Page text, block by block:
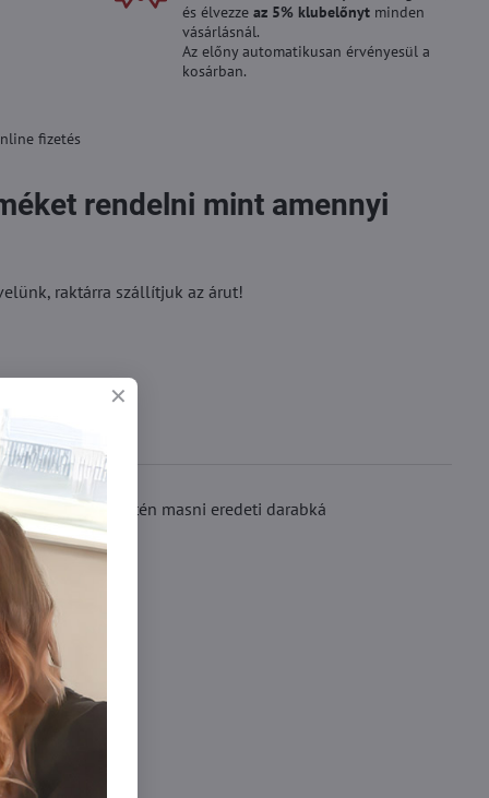
és élvezzeaz 5% klubelőnyt minden
vásárlásnál.
Az előny automatikusan érvényesül a
kosárban.
fizetés
rendelni mint amennyi
raktárra szállítjuk az árut!
és a kis szatén masni eredeti darabká